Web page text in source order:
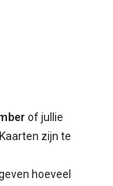
of jullie
zijn te
hoeveel